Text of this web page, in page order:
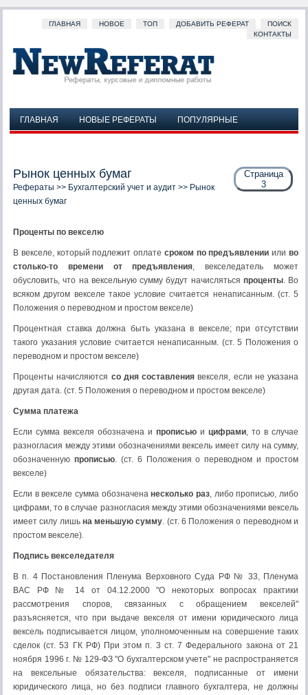
ГЛАВНАЯ НОВОЕ ТОП ДОБАВИТЬ РЕФЕРАТ
ПОИСК
КОНТАКТЫ
ГЛАВНАЯ НОВЫЕ РЕФЕРАТЫ
ПОПУЛЯРНЫЕ
Страница
3
Рынок ценных бумаг
Рефераты >> Бухгалтерский учет и аудит >> Рынок
ценных бумаг
Проценты по векселю
В векселе, который подлежит оплате сроком по предъявлении иливо
столько-то времени от предъявления, векселедатель может
обусловить, что на вексельную сумму будут начисляться проценты. Во
всяком другом векселе такое условие считается ненаписанным. (ст. 5
Положения о переводном и простом векселе)
Процентная ставка должна быть указана в векселе; при отсутствии
такого указания условие считается ненаписанным. (ст. 5 Положения о
переводном и простом векселе)
Проценты начисляются со дня составления векселя, если не указана
другая дата. (ст. 5 Положения о переводном и простом векселе)
Сумма платежа
Если сумма векселя обозначена и прописью и цифрами, то в случае
разногласия между этими обозначениями вексель имеет силу на сумму,
обозначенную прописью. (ст. 6 Положения о переводном и простом
векселе)
Если в векселе сумма обозначенанесколько раз, либо прописью, либо
цифрами, то в случае разногласия между этими обозначениями вексель
имеет силу лишь на меньшую сумму. (ст. 6 Положения о переводном и
простом векселе).
Подпись векселедателя
В п. 4 Постановления Пленума Верховного Суда РФ № 33, Пленума
ВАС РФ № 14 от 04.12.2000 "О некоторых вопросах практики
рассмотрения споров, связанных с обращением векселей"
разъясняется, что при выдаче векселя от имени юридического лица
вексель подписывается лицом, уполномоченным на совершение таких
сделок (ст. 53 ГК РФ) При этом п. 3 ст. 7 Федерального закона от 21
ноября 1996 г. № 129-ФЗ "О бухгалтерском учете" не распространяется
на вексельные обязательства: векселя, подписанные от имени
юридического лица, но без подписи главного бухгалтера, не должны